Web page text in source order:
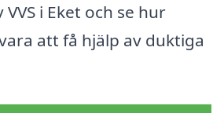
i Eket och se hur
att få hjälp av duktiga